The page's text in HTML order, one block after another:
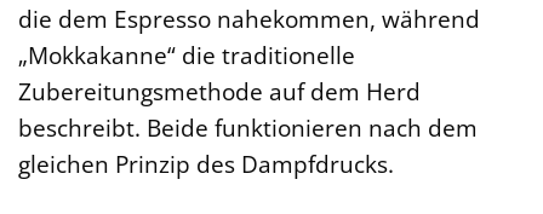
die dem Espresso nahekommen, während
„Mokkakanne“ die traditionelle
Zubereitungsmethode auf dem Herd
beschreibt. Beide funktionieren nach dem
gleichen Prinzip des Dampfdrucks.